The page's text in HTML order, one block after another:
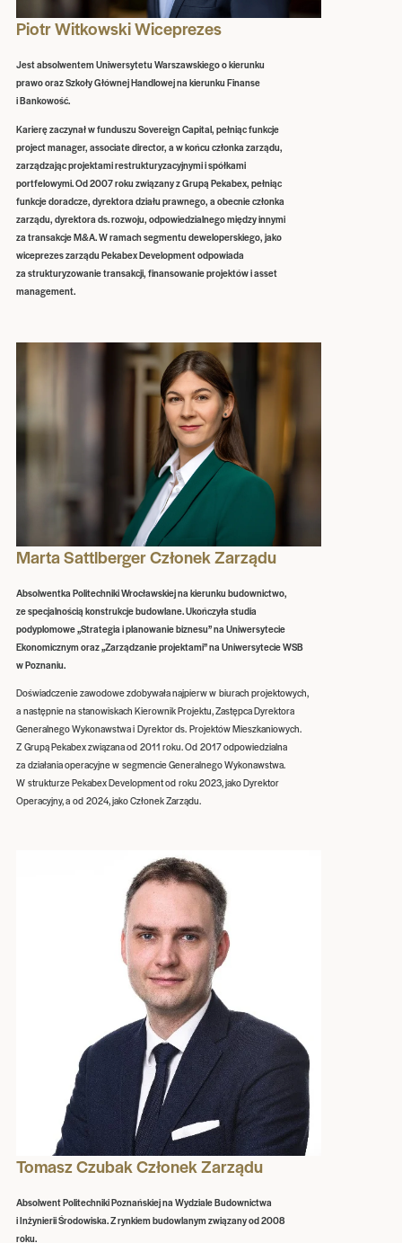
Piotr Witkowski Wiceprezes
Jest absolwentem Uniwersytetu Warszawskiego o kierunku
prawo oraz Szkoły Głównej Handlowej na kierunku Finanse
i Bankowość.
Karierę zaczynał w funduszu Sovereign Capital, pełniąc funkcje
project manager, associate director, a w końcu członka zarządu,
zarządzając projektami restrukturyzacyjnymi i spółkami
portfelowymi. Od 2007 roku związany z Grupą Pekabex, pełniąc
funkcje doradcze, dyrektora działu prawnego, a obecnie członka
zarządu, dyrektora ds. rozwoju, odpowiedzialnego między innymi
za transakcje M&A. W ramach segmentu deweloperskiego, jako
wiceprezes zarządu Pekabex Development odpowiada
za strukturyzowanie transakcji, finansowanie projektów i asset
management.
Marta Sattlberger Członek Zarządu
Absolwentka Politechniki Wrocławskiej na kierunku budownictwo,
ze specjalnością konstrukcje budowlane. Ukończyła studia
podyplomowe „Strategia i planowanie biznesu” na Uniwersytecie
Ekonomicznym oraz „Zarządzanie projektami” na Uniwersytecie WSB
w Poznaniu.
Doświadczenie zawodowe zdobywała najpierw w biurach projektowych,
a następnie na stanowiskach Kierownik Projektu, Zastępca Dyrektora
Generalnego Wykonawstwa i Dyrektor ds. Projektów Mieszkaniowych.
Z Grupą Pekabex związana od 2011 roku. Od 2017 odpowiedzialna
za działania operacyjne w segmencie Generalnego Wykonawstwa.
W strukturze Pekabex Development od roku 2023, jako Dyrektor
Operacyjny, a od 2024, jako Członek Zarządu.
Tomasz Czubak Członek Zarządu
Absolwent Politechniki Poznańskiej na Wydziale Budownictwa
i Inżynierii Środowiska. Z rynkiem budowlanym związany od 2008
roku.